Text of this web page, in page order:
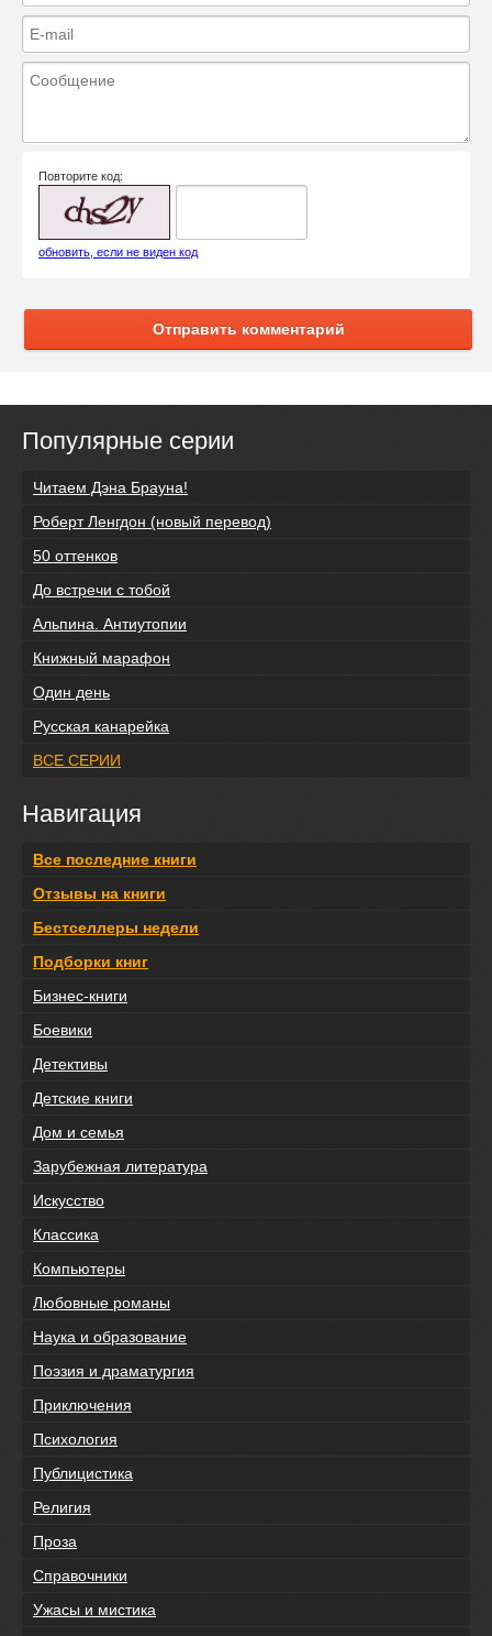
Повторите код:
обновить, если не виден код
Отправить комментарий
Популярные серии
Читаем Дэна Брауна!
Роберт Ленгдон (новый перевод)
50 оттенков
До встречи с тобой
Альпина. Антиутопии
Книжный марафон
Один день
Русская канарейка
ВСЕ СЕРИИ
Навигация
Все последние книги
Отзывы на книги
Бестселлеры недели
Подборки книг
Бизнес-книги
Боевики
Детективы
Детские книги
Дом и семья
Зарубежная литература
Искусство
Классика
Компьютеры
Любовные романы
Наука и образование
Поэзия и драматургия
Приключения
Психология
Публицистика
Религия
Проза
Справочники
Ужасы и мистика